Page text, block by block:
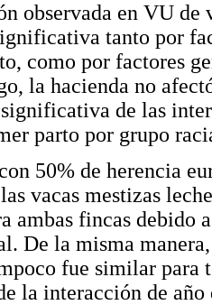
observada en VU de
tanto por
como por factores
la hacienda no
de las
parto por grupo
50% de herencia
vacas mestizas
ambas fincas debido
De la misma
fue similar para
la interacción de